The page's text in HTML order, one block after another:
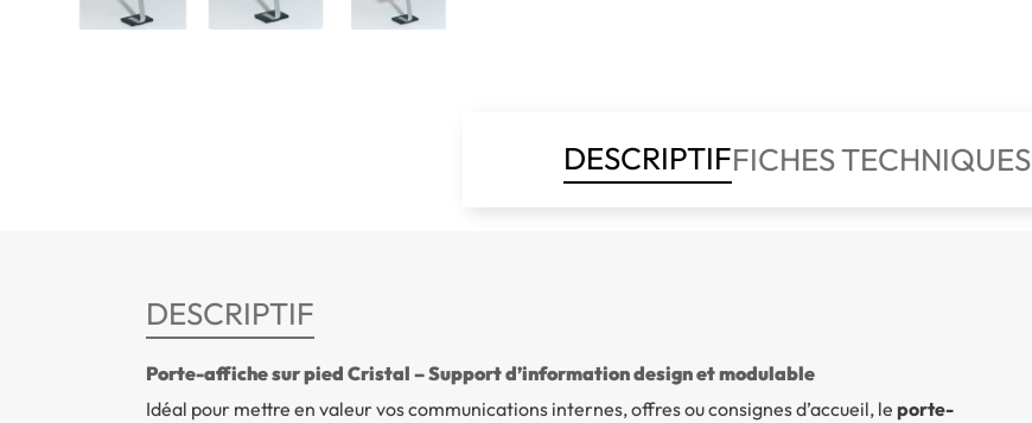
DESCRIPTIFFICHES TECHNIQUES
DESCRIPTIF
Porte-affiche sur pied Cristal – Support d’information design et modulable
Idéal pour mettre en valeur vos communications internes, offres ou consignes d’accueil, le porte-